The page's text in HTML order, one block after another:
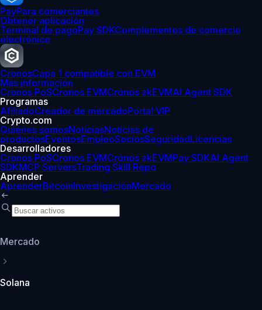
PayPara comerciantes
Obtener aplicación
Terminal de pagoPay SDKComplementos de comercio
electrónico
CronosCapa 1 compatible con EVM
Más información
Cronos PoSCronos EVMCronos zkEVMAI Agent SDK
Programas
AfiliadoCreador de mercadoPortal VIP
Crypto.com
Quiénes somosNoticiasNoticias de
productosEventosEmpleoSociosSeguridadLicencias
Desarrolladores
Cronos PoSCronos EVMCronos zkEVMPay SDKAI Agent
SDKMCP ServersTrading Skill Repo
Aprender
AprenderBitcoinInvestigaciónMercado
Mercado
Solana